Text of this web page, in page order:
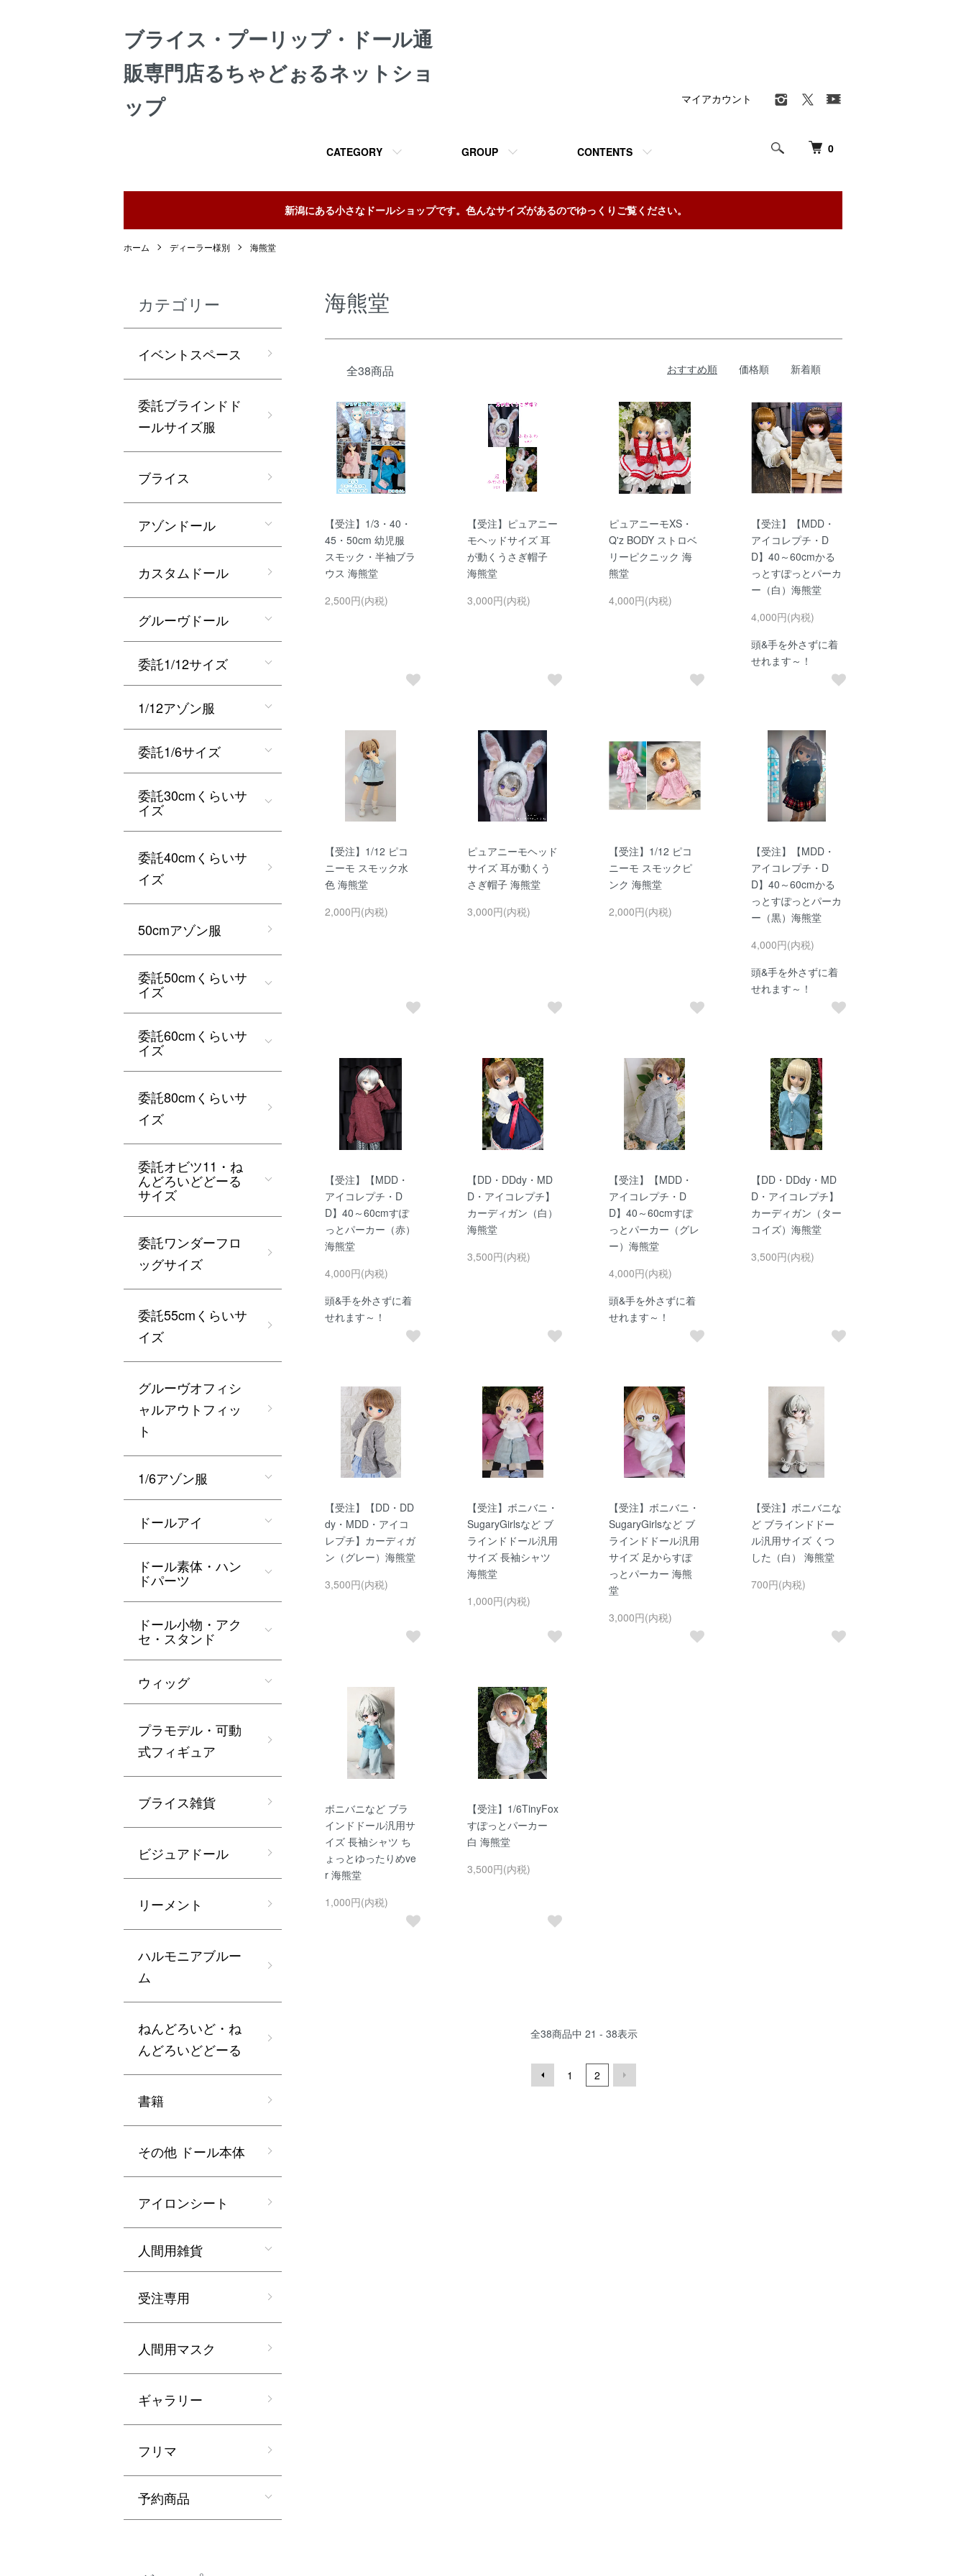
ブライス・プーリップ・ドール通
販専門店るちゃどぉるネットショ
ップ
0
CATEGORY GROUP CONTENTS
マイアカウント
新潟にある小さなドールショップです。色んなサイズがあるのでゆっくりご覧ください。
ホーム ディーラー様別 海熊堂
海熊堂
全38商品 おすすめ順 価格順 新着順
【受注】1/3・40・
45・50cm 幼児服
スモック・半袖ブラ
ウス 海熊堂
2,500円(内税)
【受注】ピュアニー
モヘッドサイズ 耳
が動くうさぎ帽子
海熊堂
3,000円(内税)
ピュアニーモXS・
Q'z BODY ストロベ
リーピクニック 海
熊堂
4,000円(内税)
【受注】【MDD・
アイコレプチ・D
D】40～60cmかる
っとすぽっとパーカ
ー（白）海熊堂
4,000円(内税)
頭&手を外さずに着
せれます～！
【受注】1/12 ピコ
ニーモ スモック水
色 海熊堂
2,000円(内税)
ピュアニーモヘッド
サイズ 耳が動くう
さぎ帽子 海熊堂
3,000円(内税)
【受注】1/12 ピコ
ニーモ スモックピ
ンク 海熊堂
2,000円(内税)
【受注】【MDD・
アイコレプチ・D
D】40～60cmかる
っとすぽっとパーカ
ー（黒）海熊堂
4,000円(内税)
頭&手を外さずに着
せれます～！
【受注】【MDD・
アイコレプチ・D
D】40～60cmすぽ
っとパーカー（赤）
海熊堂
4,000円(内税)
頭&手を外さずに着
せれます～！
【DD・DDdy・MD
D・アイコレプチ】
カーディガン（白）
海熊堂
3,500円(内税)
【受注】【MDD・
アイコレプチ・D
D】40～60cmすぽ
っとパーカー（グレ
ー）海熊堂
4,000円(内税)
頭&手を外さずに着
せれます～！
【DD・DDdy・MD
D・アイコレプチ】
カーディガン（ター
コイズ）海熊堂
3,500円(内税)
【受注】【DD・DD
dy・MDD・アイコ
レプチ】カーディガ
ン（グレー）海熊堂
3,500円(内税)
【受注】ボニバニ・
SugaryGirlsなど ブ
ラインドドール汎用
サイズ 長袖シャツ
海熊堂
1,000円(内税)
【受注】ボニバニ・
SugaryGirlsなど ブ
ラインドドール汎用
サイズ 足からすぽ
っとパーカー 海熊
堂
3,000円(内税)
【受注】ボニバニな
ど ブラインドドー
ル汎用サイズ くつ
した（白） 海熊堂
700円(内税)
ボニバニなど ブラ
インドドール汎用サ
イズ 長袖シャツ ち
ょっとゆったりめve
r 海熊堂
1,000円(内税)
【受注】1/6TinyFox
すぽっとパーカー
白 海熊堂
3,500円(内税)
全38商品中 21 - 38表示
1 2
カテゴリー
イベントスペース
委託ブラインドド
ールサイズ服
ブライス
アゾンドール
カスタムドール
グルーヴドール
委託1/12サイズ
1/12アゾン服
委託1/6サイズ
委託30cmくらいサ
イズ
委託40cmくらいサ
イズ
50cmアゾン服
委託50cmくらいサ
イズ
委託60cmくらいサ
イズ
委託80cmくらいサ
イズ
委託オビツ11・ね
んどろいどどーる
サイズ
委託ワンダーフロ
ッグサイズ
委託55cmくらいサ
イズ
グルーヴオフィシ
ャルアウトフィッ
ト
1/6アゾン服
ドールアイ
ドール素体・ハン
ドパーツ
ドール小物・アク
セ・スタンド
ウィッグ
プラモデル・可動
式フィギュア
ブライス雑貨
ビジュアドール
リーメント
ハルモニアブルー
ム
ねんどろいど・ね
んどろいどどーる
書籍
その他 ドール本体
アイロンシート
人間用雑貨
受注専用
人間用マスク
ギャラリー
フリマ
予約商品